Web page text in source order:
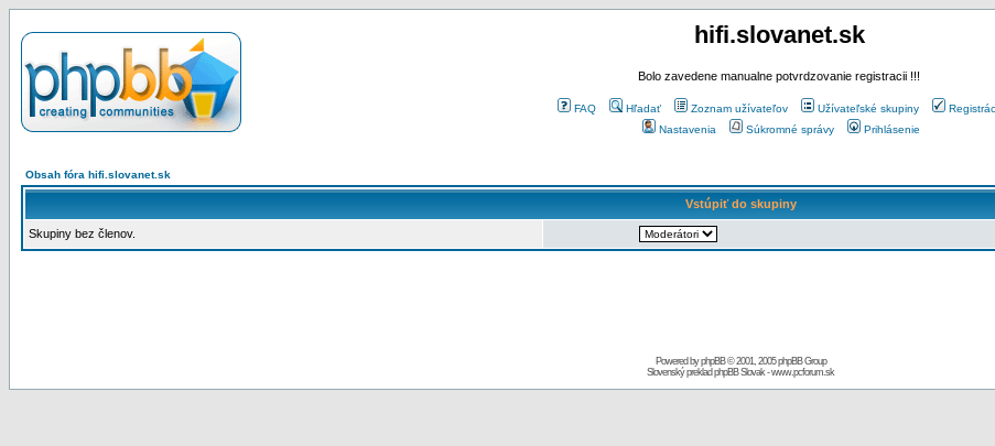
hifi.slovanet.sk
Bolo zavedene manualne potvrdzovanie registracii !!!
FAQ Hľadať Zoznam užívateľov Užívateľské skupiny
Nastavenia
Súkromné správy Prihlásenie
Obsah fóra hifi.slovanet.sk
Vstúpiť do skupiny
Skupiny bez členov.
Powered byphpBB© 2001, 2005 phpBB Group
Slovenský preklad phpBB Slovak-www.pcforum.sk